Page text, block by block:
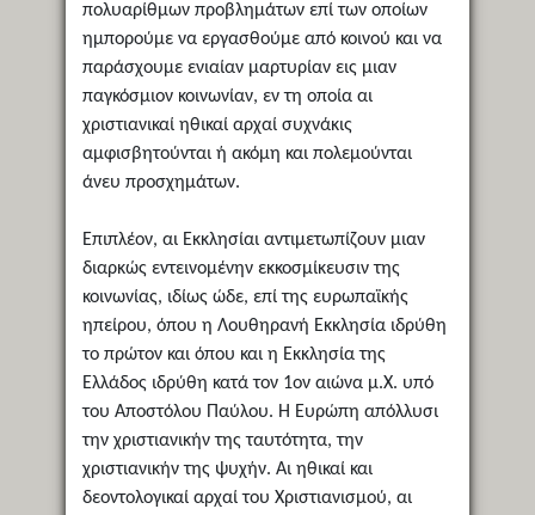
πολυαρίθμων προβλημάτων επί των οποίων
ημπορούμε να εργασθούμε από κοινού και να
παράσχουμε ενιαίαν μαρτυρίαν εις μιαν
παγκόσμιον κοινωνίαν, εν τη οποία αι
χριστιανικαί ηθικαί αρχαί συχνάκις
αμφισβητούνται ή ακόμη και πολεμούνται
άνευ προσχημάτων.
Επιπλέον, αι Εκκλησίαι αντιμετωπίζουν μιαν
διαρκώς εντεινομένην εκκοσμίκευσιν της
κοινωνίας, ιδίως ώδε, επί της ευρωπαϊκής
ηπείρου, όπου η Λουθηρανή Εκκλησία ιδρύθη
το πρώτον και όπου και η Εκκλησία της
Ελλάδος ιδρύθη κατά τον 1ον αιώνα μ.Χ. υπό
του Αποστόλου Παύλου. Η Ευρώπη απόλλυσι
την χριστιανικήν της ταυτότητα, την
χριστιανικήν της ψυχήν. Αι ηθικαί και
δεοντολογικαί αρχαί του Χριστιανισμού, αι